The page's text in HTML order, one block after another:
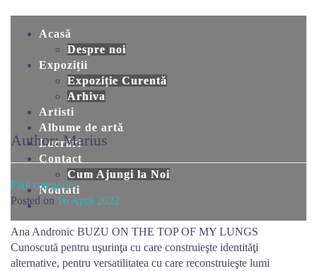
content
Acasă
Despre noi
Expoziții
Expoziție Curentă
Arhiva
Artisti
Albume de artă
Lucrări
Contact
Cum Ajungi la Noi
Noutati
Author:Marius
Fără categorie
Posted on 16 April 2022
Ana Andronic BUZU ON THE TOP OF MY LUNGS
Cunoscută pentru uşurinţa cu care construieşte identităţi
alternative, pentru versatilitatea cu care reconstruieşte lumi